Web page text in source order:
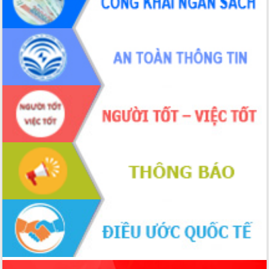
ứng để giữ vững thị trường xuất khẩu
Diễn đàn Kinh tế tư nhân Việt Nam đột
phá cơ chế - Hợp tác công tư
Đề án 06 tạo bước ngoặt đột phá trong
cải cách hành chính tỉnh Đắk Lắk
Kết nối tour, đẩy mạnh chuyển đổi số
để phát triển du lịch Đắk Lắk
Khởi động Dự án Đầu tư xây dựng hạ
tầng kỹ thuật Cụm công nghiệp Tân
Tiến
Gặp mặt các cơ quan báo chí nhân Kỷ
niệm 101 năm Ngày Báo chí Cách
mạng Việt Nam
Đắk Lắk sơ kết 4 năm triển khai thực
hiện Đề án 06 của Chính phủ
Họp báo thông tin về Hội nghị Công bố
Quy hoạch và Xúc tiến đầu tư tỉnh Đắk
Lắk
Khơi thông điểm nghẽn, đẩy nhanh
giải ngân vốn khắc phục thiên tai